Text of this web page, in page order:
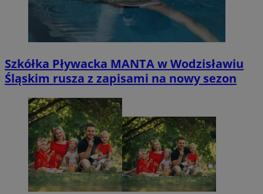
Szkółka Pływacka MANTA w Wodzisławiu
Śląskim rusza z zapisami na nowy sezon